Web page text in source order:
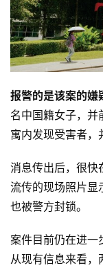
报警的是该案的嫌
名中国籍女子，并
寓内发现受害者，
消息传出后，很快
流传的现场照片显
也被警方封锁。
案件目前仍在进一
从现有信息来看